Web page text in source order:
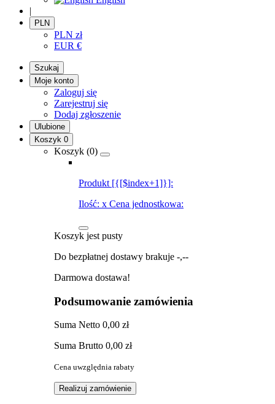
|
PLN
PLN zł
EUR €
Szukaj
Moje konto
Zaloguj się
Zarejestruj się
Dodaj zgłoszenie
Ulubione
Koszyk 0
Koszyk (0)
Produkt [{[$index+1]}]:
Ilość: x Cena jednostkowa:
Koszyk jest pusty
Do bezpłatnej dostawy brakuje -,--
Darmowa dostawa!
Podsumowanie zamówienia
Suma Netto 0,00 zł
Suma Brutto 0,00 zł
Cena uwzględnia rabaty
Realizuj zamówienie